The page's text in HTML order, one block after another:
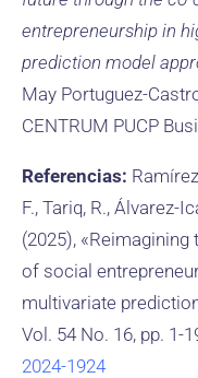
entrepreneurship in
prediction model
May Portuguez-
CENTRUM PUCP
Referencias:
F., Tariq, R., Álvarez-
(2025),
of social
multivariate
Vol. 54 No. 16, pp. 1-
2024-1924